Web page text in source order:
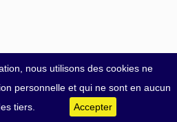
nous utilisons des cookies ne
personnelle et qui ne sont en aucun
tiers.
Accepter